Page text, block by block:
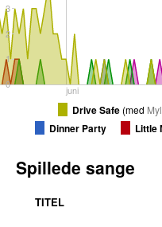
juni
0
1
2
3
Drive Safe(med
Dinner Party
Little
Spillede sange
TITEL